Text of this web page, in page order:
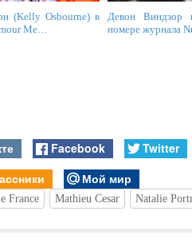
(Kelly Osbourne) в
Me…
Девон Виндзор
номере журнала
Facebook
Twitter
Мой мир
France Mathieu Cesar Natalie